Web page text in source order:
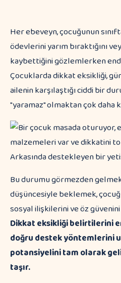
Her ebeveyn, çocuğunun
ödevlerini yarım bıraktığını
kaybettiğini gözlemlerken
Çocuklarda dikkat eksikliği,
ailenin karşılaştığı ciddi bir
"yaramaz" olmaktan çok daha
Bu durumu görmezden
düşüncesiyle beklemek,
sosyal ilişkilerini ve öz
Dikkat eksikliği belirtilerini
doğru destek yöntemlerini
potansiyelini tam olarak
taşır.